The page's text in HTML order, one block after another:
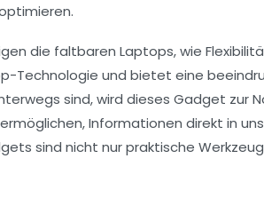
die faltbaren Laptops, wie
Technologie und bietet eine
sind, wird dieses Gadget zur
Informationen direkt in
sind nicht nur praktische